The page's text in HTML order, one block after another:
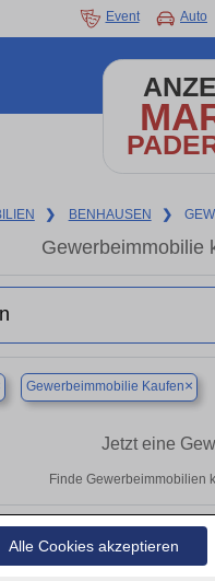
Alle Cookies akzeptieren
Event Auto
❯ BENHAUSEN ❯
Gewerbeimmobilie
Gewerbeimmobilie Kaufen×
Jetzt eine
Finde Gewerbeimmobilien
wir derzeit keine passenden